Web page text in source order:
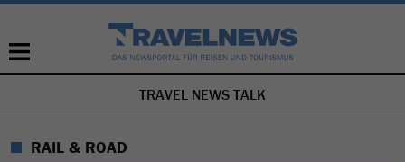
NAVIGATION
ÜBERSPRINGEN
TRAVEL NEWS TALK
RAIL & ROAD